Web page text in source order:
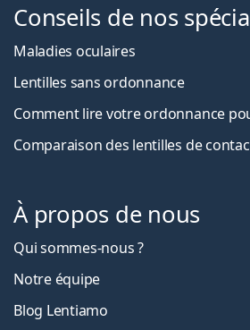
Conseils de nos
Maladies oculaires
Lentilles sans ordonnance
Comment lire votre ordonnance
Comparaison des lentilles de
À propos de nous
Qui sommes-nous ?
Notre équipe
Blog Lentiamo